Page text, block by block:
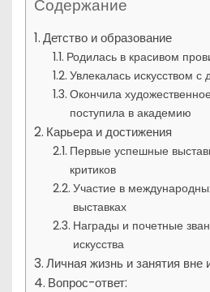
Содержание
Детство и образование
Родилась в красивом
Увлекалась искусством с
Окончила
поступила в академию
Карьера и достижения
Первые успешные
критиков
Участие в
выставках
Награды и почетные
искусства
Личная жизнь и занятия вне
Вопрос-ответ: